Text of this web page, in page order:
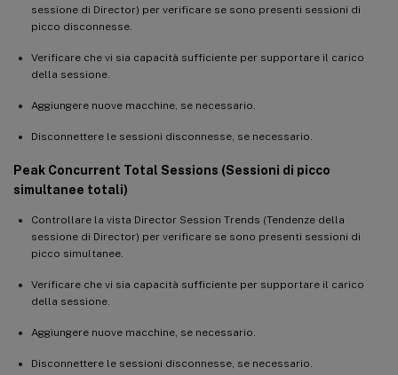
sessione di Director) per verificare se sono presenti sessioni di
picco disconnesse.
Verificare che vi sia capacità sufficiente per supportare il carico
della sessione.
Aggiungere nuove macchine, se necessario.
Disconnettere le sessioni disconnesse, se necessario.
Peak Concurrent Total Sessions (Sessioni di picco
simultanee totali)
Controllare la vista Director Session Trends (Tendenze della
sessione di Director) per verificare se sono presenti sessioni di
picco simultanee.
Verificare che vi sia capacità sufficiente per supportare il carico
della sessione.
Aggiungere nuove macchine, se necessario.
Disconnettere le sessioni disconnesse, se necessario.